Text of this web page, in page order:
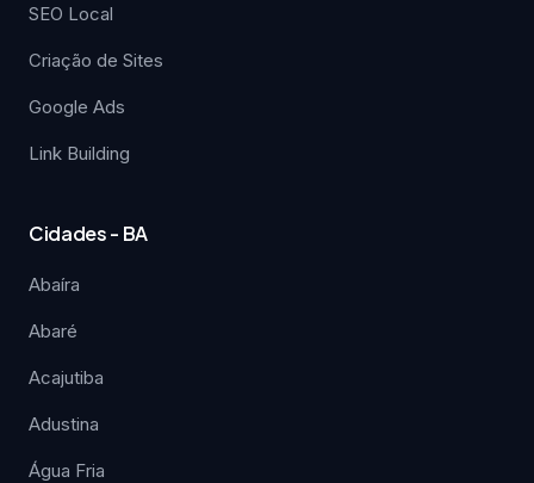
SEO Local
Criação de Sites
Google Ads
Link Building
Cidades - BA
Abaíra
Abaré
Acajutiba
Adustina
Água Fria